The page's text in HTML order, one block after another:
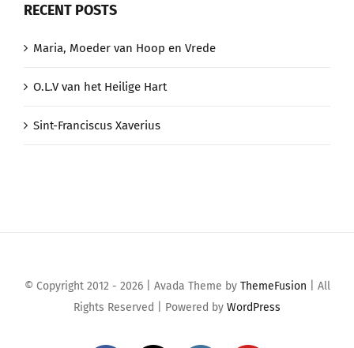
RECENT POSTS
Maria, Moeder van Hoop en Vrede
O.L.V van het Heilige Hart
Sint-Franciscus Xaverius
© Copyright 2012 - 2026 | Avada Theme by ThemeFusion | All
Rights Reserved | Powered by WordPress